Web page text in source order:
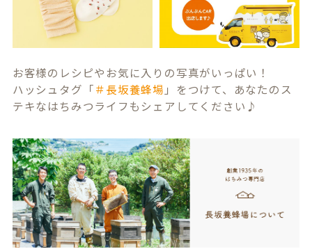
お客様のレシピやお気に入りの写真がいっぱい！
ハッシュタグ「＃長坂養蜂場 」をつけて、あなたのス
テキなはちみつライフもシェアしてください♪